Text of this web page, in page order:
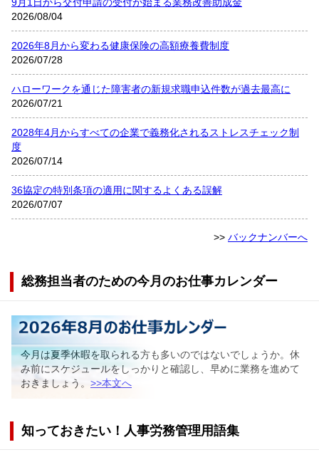
9月1日から交付申請の受付が始まる業務改善助成金
2026/08/04
2026年8月から変わる健康保険の高額療養費制度
2026/07/28
ハローワークを通じた障害者の新規求職申込件数が過去最高に
2026/07/21
2028年4月からすべての企業で義務化されるストレスチェック制
度
2026/07/14
36協定の特別条項の適用に関するよくある誤解
2026/07/07
>> バックナンバーへ
総務担当者のための今月のお仕事カレンダー
今月は夏季休暇を取られる方も多いのではないでしょうか。休
み前にスケジュールをしっかりと確認し、早めに業務を進めて
おきましょう。 >>本文へ
知っておきたい！人事労務管理用語集